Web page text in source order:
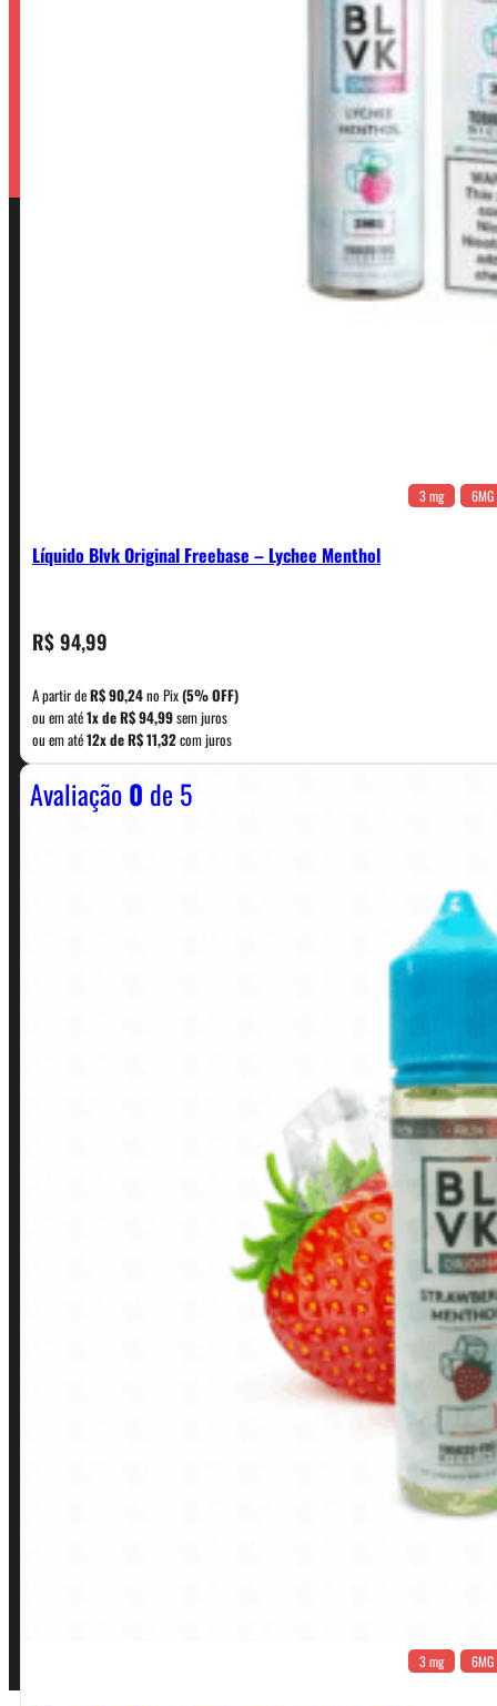
3 mg 6MG
Líquido Blvk Original Freebase – Lychee Menthol
R$94,99
A partir deR$90,24no Pix(5% OFF)
ou em até1x deR$94,99sem juros
ou em até12x deR$11,32com juros
Avaliação0 de 5
3 mg 6MG
CONTATO
WhatsApp: (11) 5229-0120
Horário: Política de Horario e Fretes
Política de Frete e Pagamento
Política de Garantia, Reembolso e Devolução